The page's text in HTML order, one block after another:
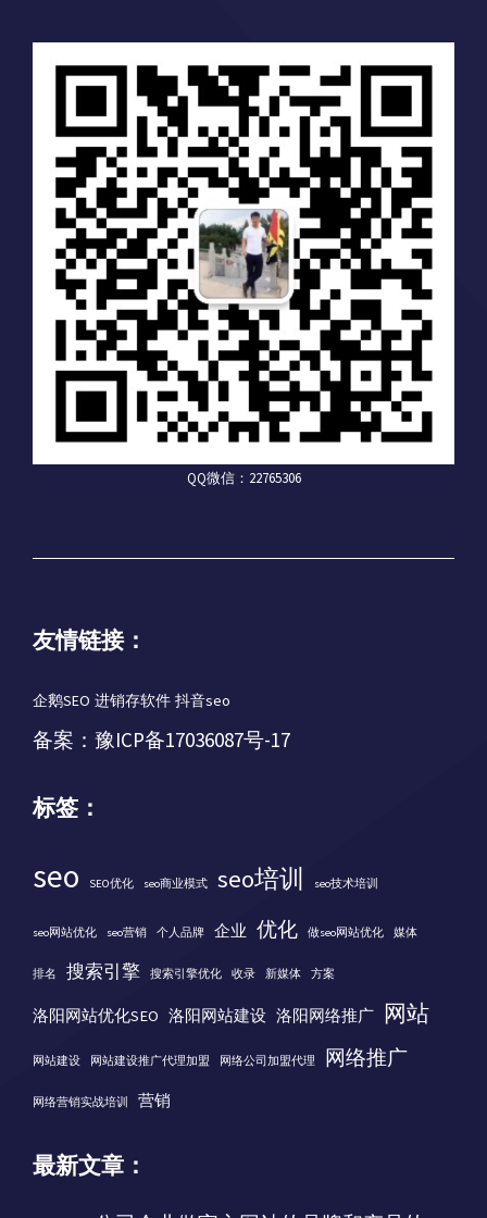
QQ微信：22765306
友情链接：
企鹅SEO 进销存软件 抖音seo
备案： 豫ICP备17036087号-17
标签：
seo SEO优化 seo商业模式 seo培训 seo技术培训
seo网站优化 seo营销 个人品牌 企业 优化 做seo网站优化 媒体
排名 搜索引擎 搜索引擎优化 收录 新媒体 方案
洛阳网站优化SEO 洛阳网站建设 洛阳网络推广 网站
网站建设 网站建设推广代理加盟 网络公司加盟代理 网络推广
网络营销实战培训 营销
最新文章：